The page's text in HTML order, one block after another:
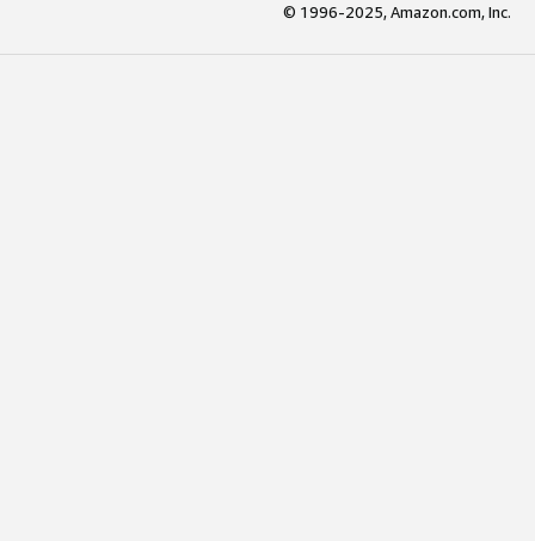
© 1996-2025, Amazon.com, Inc.